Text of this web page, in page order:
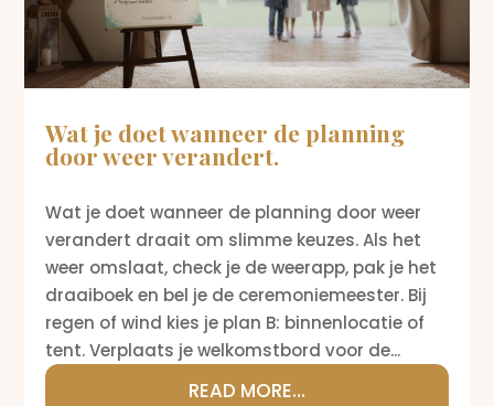
Wat je doet wanneer de planning
door weer verandert.
Wat je doet wanneer de planning door weer
verandert draait om slimme keuzes. Als het
weer omslaat, check je de weerapp, pak je het
draaiboek en bel je de ceremoniemeester. Bij
regen of wind kies je plan B: binnenlocatie of
tent. Verplaats je welkomstbord voor de...
READ MORE...